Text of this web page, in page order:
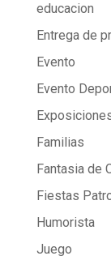
educacion
Entrega de
Evento
Evento
Familias
Fantasia de
Fiestas
Humorista
Juego